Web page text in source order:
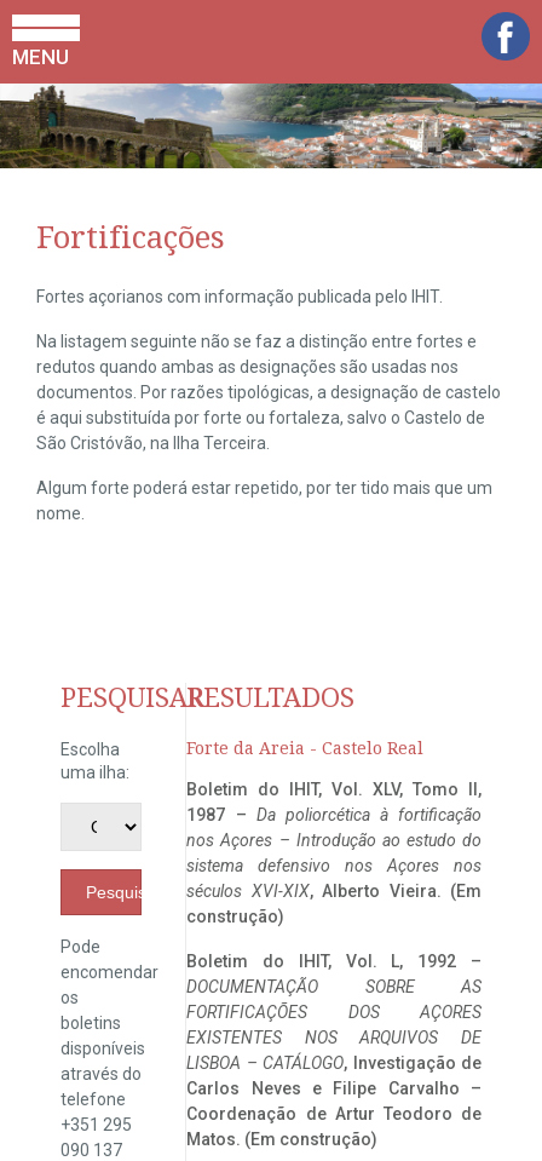
MENU
Fortificações
Fortes açorianos com informação publicada pelo IHIT.
Na listagem seguinte não se faz a distinção entre fortes e
redutos quando ambas as designações são usadas nos
documentos. Por razões tipológicas, a designação de castelo
é aqui substituída por forte ou fortaleza, salvo o Castelo de
São Cristóvão, na Ilha Terceira.
Algum forte poderá estar repetido, por ter tido mais que um
nome.
PESQUISAR
Escolha
uma ilha:
Pesquisar
Pode
encomendar
os
boletins
disponíveis
através do
telefone
+351 295
090 137
RESULTADOS
Forte da Areia - Castelo Real
Boletim do IHIT, Vol. XLV, Tomo II,
1987 – Da poliorcética à fortificação
nos Açores – Introdução ao estudo do
sistema defensivo nos Açores nos
séculos XVI-XIX, Alberto Vieira. (Em
construção)
Boletim do IHIT, Vol. L, 1992 –
DOCUMENTAÇÃO SOBRE AS
FORTIFICAÇÕES DOS AÇORES
EXISTENTES NOS ARQUIVOS DE
LISBOA – CATÁLOGO, Investigação de
Carlos Neves e Filipe Carvalho –
Coordenação de Artur Teodoro de
Matos. (Em construção)